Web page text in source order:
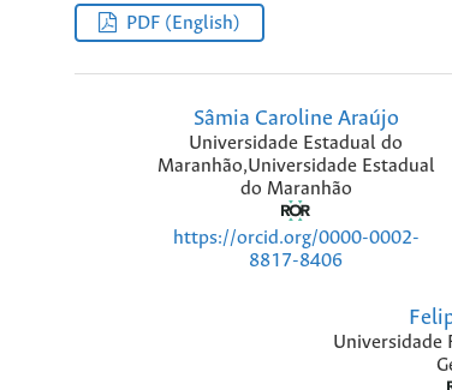
PDF (English)
Sâmia Caroline Araújo
Universidade Estadual do
Maranhão,Universidade Estadual
do Maranhão
https://orcid.org/0000-0002-
8817-8406
Universidade